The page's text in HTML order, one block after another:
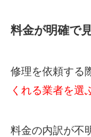
料金が明確で
修理を依頼する
くれる業者を選
料金の内訳が不